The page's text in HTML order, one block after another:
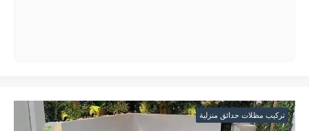
تركيب مظلات حدائق منزلية